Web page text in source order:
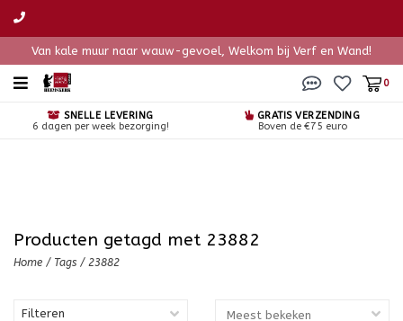
Van kale muur naar wauw-gevoel, Welkom bij Verf en Wand!
0
SNELLE LEVERING
6 dagen per week bezorging!
GRATIS VERZENDING
Boven de €75 euro
Producten getagd met 23882
Home / Tags / 23882
Filteren